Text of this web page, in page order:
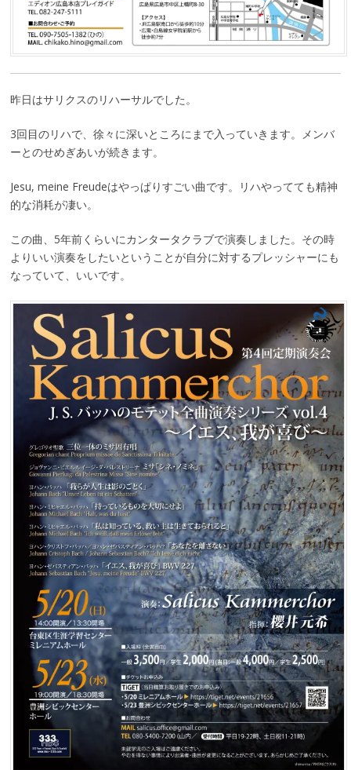
昨日はサリクスのリハーサルでした。
3回目のリハで、徐々に深いところにまで入っていきます。メンバ
ーとのせめぎあいが続きます。
Jesu, meine Freudeはやっぱりすごい曲です。リハやってても精神
的な消耗が凄い。
この曲、5年前くらいにカンタータクラブで演奏しました。その時
よりいい演奏をしたいということが自分に対するプレッシャーにも
なっていて、いいです。